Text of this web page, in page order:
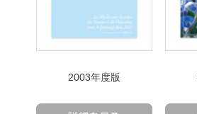
2003年度版